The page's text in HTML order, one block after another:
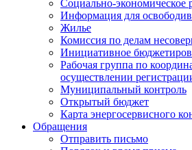
Социально-экономическое
Информация для
Жилье
Комиссия по делам
Инициативное
Рабочая группа по
осуществлении
Муниципальный контроль
Открытый бюджет
Карта энергосервисного
Обращения
Отправить письмо